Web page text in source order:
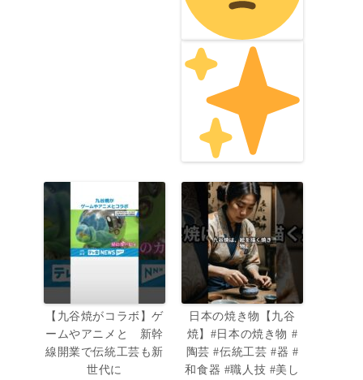
【九谷焼がコラボ】ゲ
ームやアニメと 新幹
線開業で伝統工芸も新
世代に
日本の焼き物【九谷
焼】#日本の焼き物 #
陶芸 #伝統工芸 #器 #
和食器 #職人技 #美し